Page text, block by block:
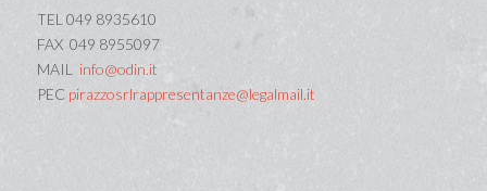
TEL 049 8935610
FAX 049 8955097
MAIL info@odin.it
PEC pirazzosrlrappresentanze@legalmail.it